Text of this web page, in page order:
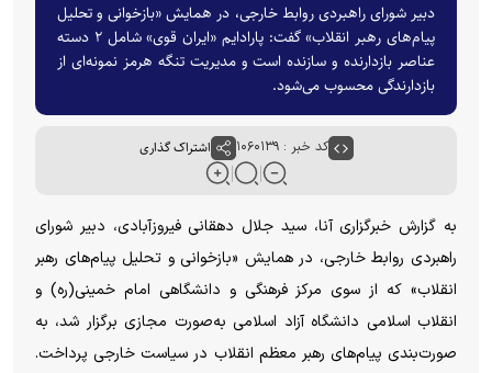
دبیر شورای راهبردی روابط خارجی، در همایش «بازخوانی و تحلیل
پیام‌های رهبر انقلاب» گفت: پارادایم «ایران قوی» شامل ۲ دسته
عناصر بازدارنده و سازنده است و مدیریت تنگه هرمز نمونه‌ای از
بازدارندگی محسوب می‌شود.
کد خبر : ۱۰۶۰۱۳۹ اشتراک گذاری
به گزارش خبرگزاری آنا، سید جلال دهقانی فیروزآبادی، دبیر شورای
راهبردی روابط خارجی، در همایش «بازخوانی و تحلیل پیام‌های رهبر
انقلاب» که از سوی مرکز فرهنگی و دانشگاهی امام خمینی(ره) و
انقلاب اسلامی دانشگاه آزاد اسلامی به‌صورت مجازی برگزار شد، به
صورت‌بندی پیام‌های رهبر معظم انقلاب در سیاست خارجی پرداخت.